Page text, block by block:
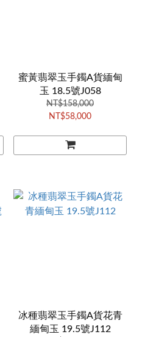
蜜黃翡翠玉手鐲A貨緬甸
玉 18.5號J058
NT$158,000
NT$58,000
冰種翡翠玉手鐲A貨花青
緬甸玉 19.5號J112